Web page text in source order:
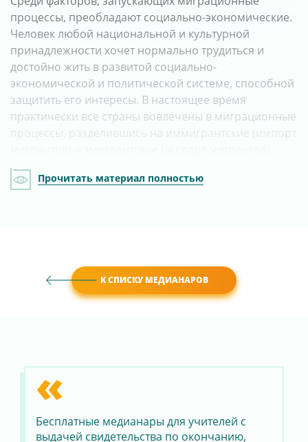
процессы, преобладают социально-экономические.
Человек любой национальной и культурной
принадлежности хочет нормально трудиться и
достойно жить в развитой социально-
экономической и политической системе, способной
защитить его интересы. В настоящее время
практически все страны вовлечены в миграционные
процессы, разделившись на иммигрантские (импорт
Прочитать материал полностью
К СПИСКУ МЕДИАНАРОВ
«
Бесплатные медианары для учителей с
выдачей свидетельства по окончанию,